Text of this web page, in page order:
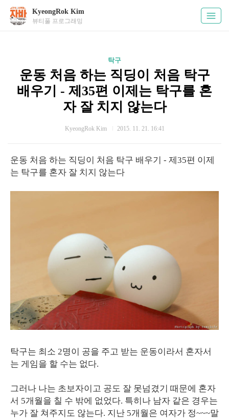
KyeongRok Kim
뷰티풀 프로그래밍
탁구
운동 처음 하는 직딩이 처음 탁구
배우기 - 제35편 이제는 탁구를 혼
자 잘 치지 않는다
KyeongRok Kim 2015. 11. 21. 16:41
운동 처음 하는 직딩이 처음 탁구 배우기 - 제35편 이제
는 탁구를 혼자 잘 치지 않는다
탁구는 최소 2명이 공을 주고 받는 운동이라서 혼자서
는 게임을 할 수는 없다.
그러나 나는 초보자이고 공도 잘 못넘겼기 때문에 혼자
서 5개월을 칠 수 밖에 없었다. 특히나 남자 같은 경우는
누가 잘 쳐주지도 않는다. 지난 5개월은 여자가 정~~~말